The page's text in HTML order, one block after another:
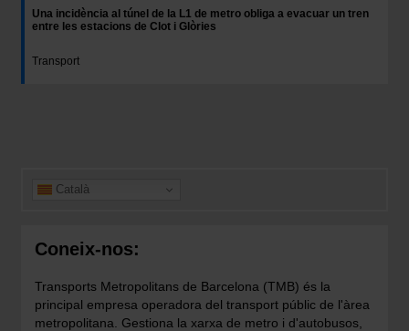
Una incidència al túnel de la L1 de metro obliga a evacuar un tren
entre les estacions de Clot i Glòries
Transport
Català
Coneix-nos:
Transports Metropolitans de Barcelona (TMB) és la
principal empresa operadora del transport públic de l'àrea
metropolitana. Gestiona la xarxa de metro i d'autobusos,